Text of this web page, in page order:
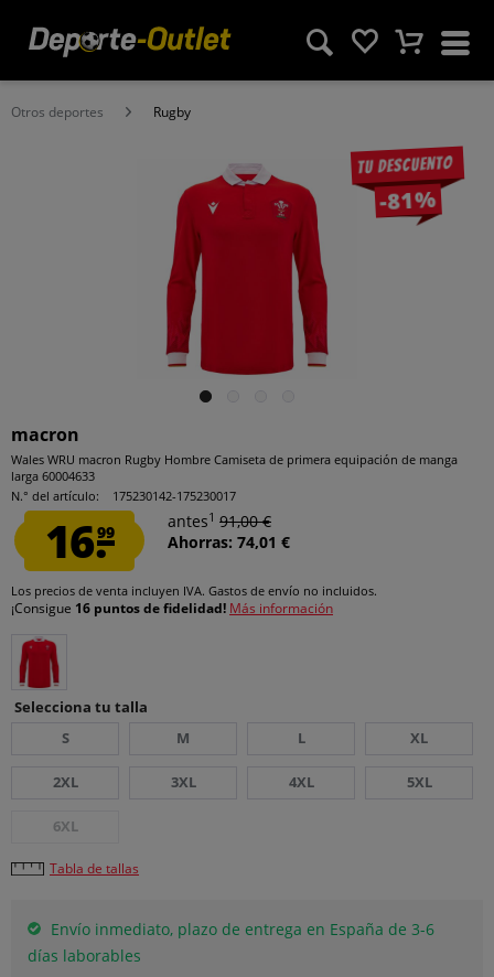
Otros deportes Rugby
Tu descuento
-81%
macron
Wales WRU macron Rugby Hombre Camiseta de primera equipación de manga
larga 60004633
N.° del artículo:
175230142-175230017
16.99
antes1 91,00 €
Ahorras: 74,01 €
Los precios de venta incluyen IVA. Gastos de envío no incluidos.
¡Consigue 16 puntos de fidelidad! Más información
Selecciona tu talla
S
M L XL
2XL 3XL 4XL 5XL
6XL
Tabla de tallas
Envío inmediato, plazo de entrega en España de 3-6
días laborables